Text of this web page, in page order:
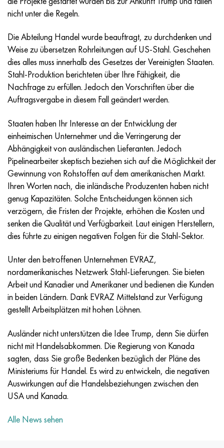
nicht unter die Regeln.
Die Abteilung Handel wurde beauftragt, zu durchdenken und
Weise zu übersetzen Rohrleitungen auf US-Stahl. Geschehen
dies alles muss innerhalb des Gesetzes der Vereinigten Staaten.
Stahl-Produktion berichteten über Ihre Fähigkeit, die
Nachfrage zu erfüllen. Jedoch den Vorschriften über die
Auftragsvergabe in diesem Fall geändert werden.
Staaten haben Ihr Interesse an der Entwicklung der
einheimischen Unternehmer und die Verringerung der
Abhängigkeit von ausländischen Lieferanten. Jedoch
Pipelinearbeiter skeptisch beziehen sich auf die Möglichkeit der
Gewinnung von Rohstoffen auf dem amerikanischen Markt.
Ihren Worten nach, die inländische Produzenten haben nicht
genug Kapazitäten. Solche Entscheidungen können sich
verzögern, die Fristen der Projekte, erhöhen die Kosten und
senken die Qualität und Verfügbarkeit. Laut einigen Herstellern,
dies führte zu einigen negativen Folgen für die Stahl-Sektor.
Unter den betroffenen Unternehmen EVRAZ,
nordamerikanisches Netzwerk Stahl-Lieferungen. Sie bieten
Arbeit und Kanadier und Amerikaner und bedienen die Kunden
in beiden Ländern. Dank EVRAZ Mittelstand zur Verfügung
gestellt Arbeitsplätzen mit hohen Löhnen.
Ausländer nicht unterstützen die Idee Trump, denn Sie dürfen
nicht mit Handelsabkommen. Die Regierung von Kanada
sagten, dass Sie große Bedenken bezüglich der Pläne des
Ministeriums für Handel. Es wird zu entwickeln, die negativen
Auswirkungen auf die Handelsbeziehungen zwischen den
USA und Kanada.
Alle News sehen
Incotherm
Jethete M152
Kobalt 6B
Martensitaushärtung 250
Renee 41
Martensitaushärtung 300
Martensitaushärtung 350
MP35N
MP159
Multimet n155
Nicrofer 5923 hMo
Nicrofer 6030
Nitronic 40
Nitronic 50
Nitronic 60
47ND
49KF
49K2F/49K2FA-VI
50H
50NP
50NHS
52H
52K12F
56DGNH
68NHVKTYU
79NM
80NM
80NMV-VI
80NHS
81NMA
HN62VMYUT
HN63MB
HN65VM
HN65VMTYU
HN67MVTYU
HN68VKTYU
HN68VMTYUK-VD
HN70VMTYU
HN73MBTYU
HN70YU
HN75MBTYU
HN75TBYU
HN77TYU
HN77TYUR
HN78T
VT-35
PT-3V
PT-7M
2V
SPT-2 Schweißdraht
AT3
3М
TL3
5B
TL5
AT-6
TS-6
Titan 14
SP-17
Titan 40
1.4466 - aisi 310MoLn
15-7Ph® - 1.4532
PH 13-8 Mo - 1.4534
1.4542 - 17-4Ph®.
Custom 455® - 1.4543 - uns s45500
1.4545 - 15-5Ph®
1.4548 - 17-4Ph®.
1.4550 - aisi 347
1.4567 - aisi 304Cu
1.4570 - aisi303Cu
1.4574 - Legierung PH 15-7 Mo®
1.4580 - aisi 316Cb
1.4597 - aisi 204Cu
Legierung 28 - 1.4563
Legierung 31 - 1.4562
10H17N13М3Т
11H11N2V2МF
12H18N9Т
13H11N2V2МF
15H11MF
15H12VNMF
15H12N2МVFAB
15H16К5N2МVFAB
15H16N2АМ
18H11МNFB
18H12VMBFR
20H12VNMF
20H3MVF
21NKMT
37H12N8G8МFB
2.0872, CuNi10Fe1Mn, Cw352h
CW301G, C64200
Siliciumbronze
C65500, CuAl11Fe3
C65620, CuSi3Fe2Zn3
C65100, CuSi1,5
Zinn-Blei-Bronze
c92200, CuSn6Zn4Pb2
Rotmessing
C83600, CuSn5ZnPb
45G2, 45g2, aisi 1144
10g2, 10g2, aisi 1513
12X2H4A,15NiCr13, 1.5752
АS14, 11SMnPb30
20G, 20mn5
20HN3А, aisi 4320, 20hn3a
20HМ, 24CrMo5, 20hm
25HGM, 20CrMo5, 1.7264
30H, aisi 5130, 30h
30HGS, 30hgs
30HGSA, 30hgsa
30HGSN2A, 30hgsna
30HN2MA, 30CrNiMo8
30HN3A, 31nicr14
34HN3MA, 36NiCrMo16, 35NiCrMo16
R6M5, 1.3343, hs6-5-2, sw7m
R6М5F3, 1.3344, hs6-5-3
R9М4К8,1.3207
R12F3, 1.3318, sw12
R18, 1.3355, hs18-0-1, sw18
Kohlenstoffstahl
U10,1.1645, C105W1
11G12, 110G13L, X120Mn12